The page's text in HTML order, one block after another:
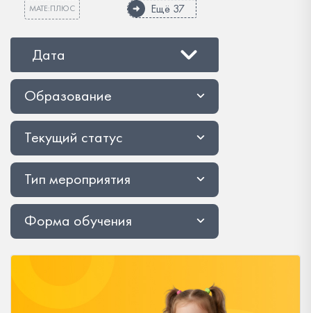
МАТЕ:ПЛЮС Ещё 37
Дата
Образование
Текущий статус
Тип мероприятия
Форма обучения